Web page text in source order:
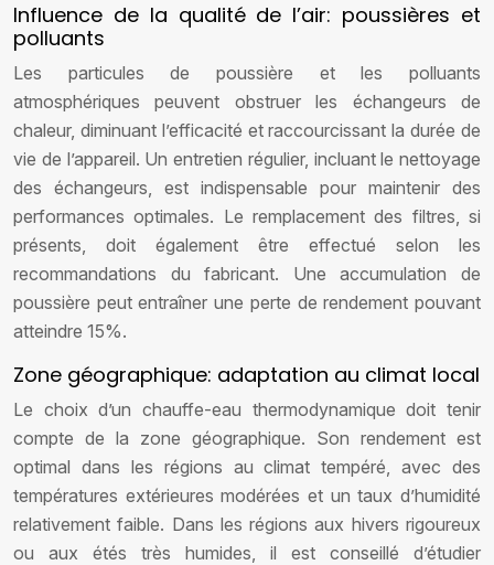
Influence de la qualité de l’air: poussières et
polluants
Les particules de poussière et les polluants
atmosphériques peuvent obstruer les échangeurs de
chaleur, diminuant l’efficacité et raccourcissant la durée de
vie de l’appareil. Un entretien régulier, incluant le nettoyage
des échangeurs, est indispensable pour maintenir des
performances optimales. Le remplacement des filtres, si
présents, doit également être effectué selon les
recommandations du fabricant. Une accumulation de
poussière peut entraîner une perte de rendement pouvant
atteindre 15%.
Zone géographique: adaptation au climat local
Le choix d’un chauffe-eau thermodynamique doit tenir
compte de la zone géographique. Son rendement est
optimal dans les régions au climat tempéré, avec des
températures extérieures modérées et un taux d’humidité
relativement faible. Dans les régions aux hivers rigoureux
ou aux étés très humides, il est conseillé d’étudier